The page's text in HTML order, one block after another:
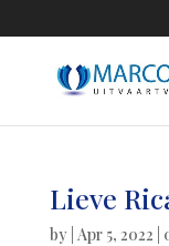
Lieve
by Apr 5, 2022